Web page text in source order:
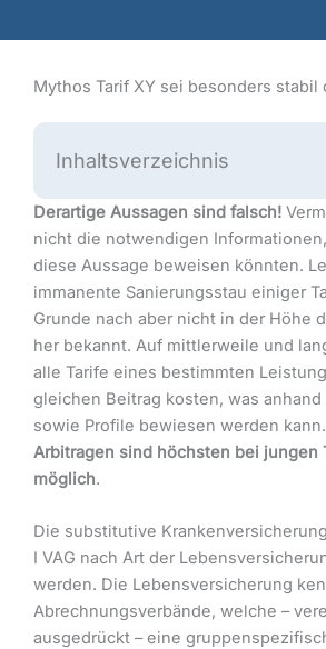
Mythos Tarif XY sei besonders
Inhaltsverzeichnis
Derartige Aussagen sind falsch!
nicht die notwendigen
diese Aussage beweisen könnten.
immanente Sanierungsstau einiger
Grunde nach aber nicht in der Höhe
her bekannt. Auf mittlerweile und
alle Tarife eines bestimmten
gleichen Beitrag kosten, was
sowie Profile bewiesen werden kann.
Arbitragen sind höchsten bei jungen
möglich.
Die substitutive
I VAG nach Art der
werden. Die Lebensversicherung
Abrechnungsverbände, welche –
ausgedrückt – eine